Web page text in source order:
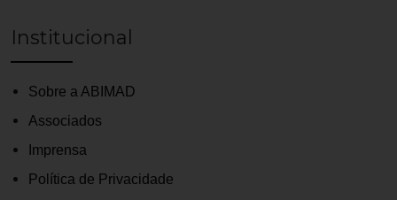
Institucional
Sobre a ABIMAD
Associados
Imprensa
Política de Privacidade